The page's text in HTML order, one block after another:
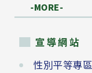
-MORE-
宣導網站
性別平等專區